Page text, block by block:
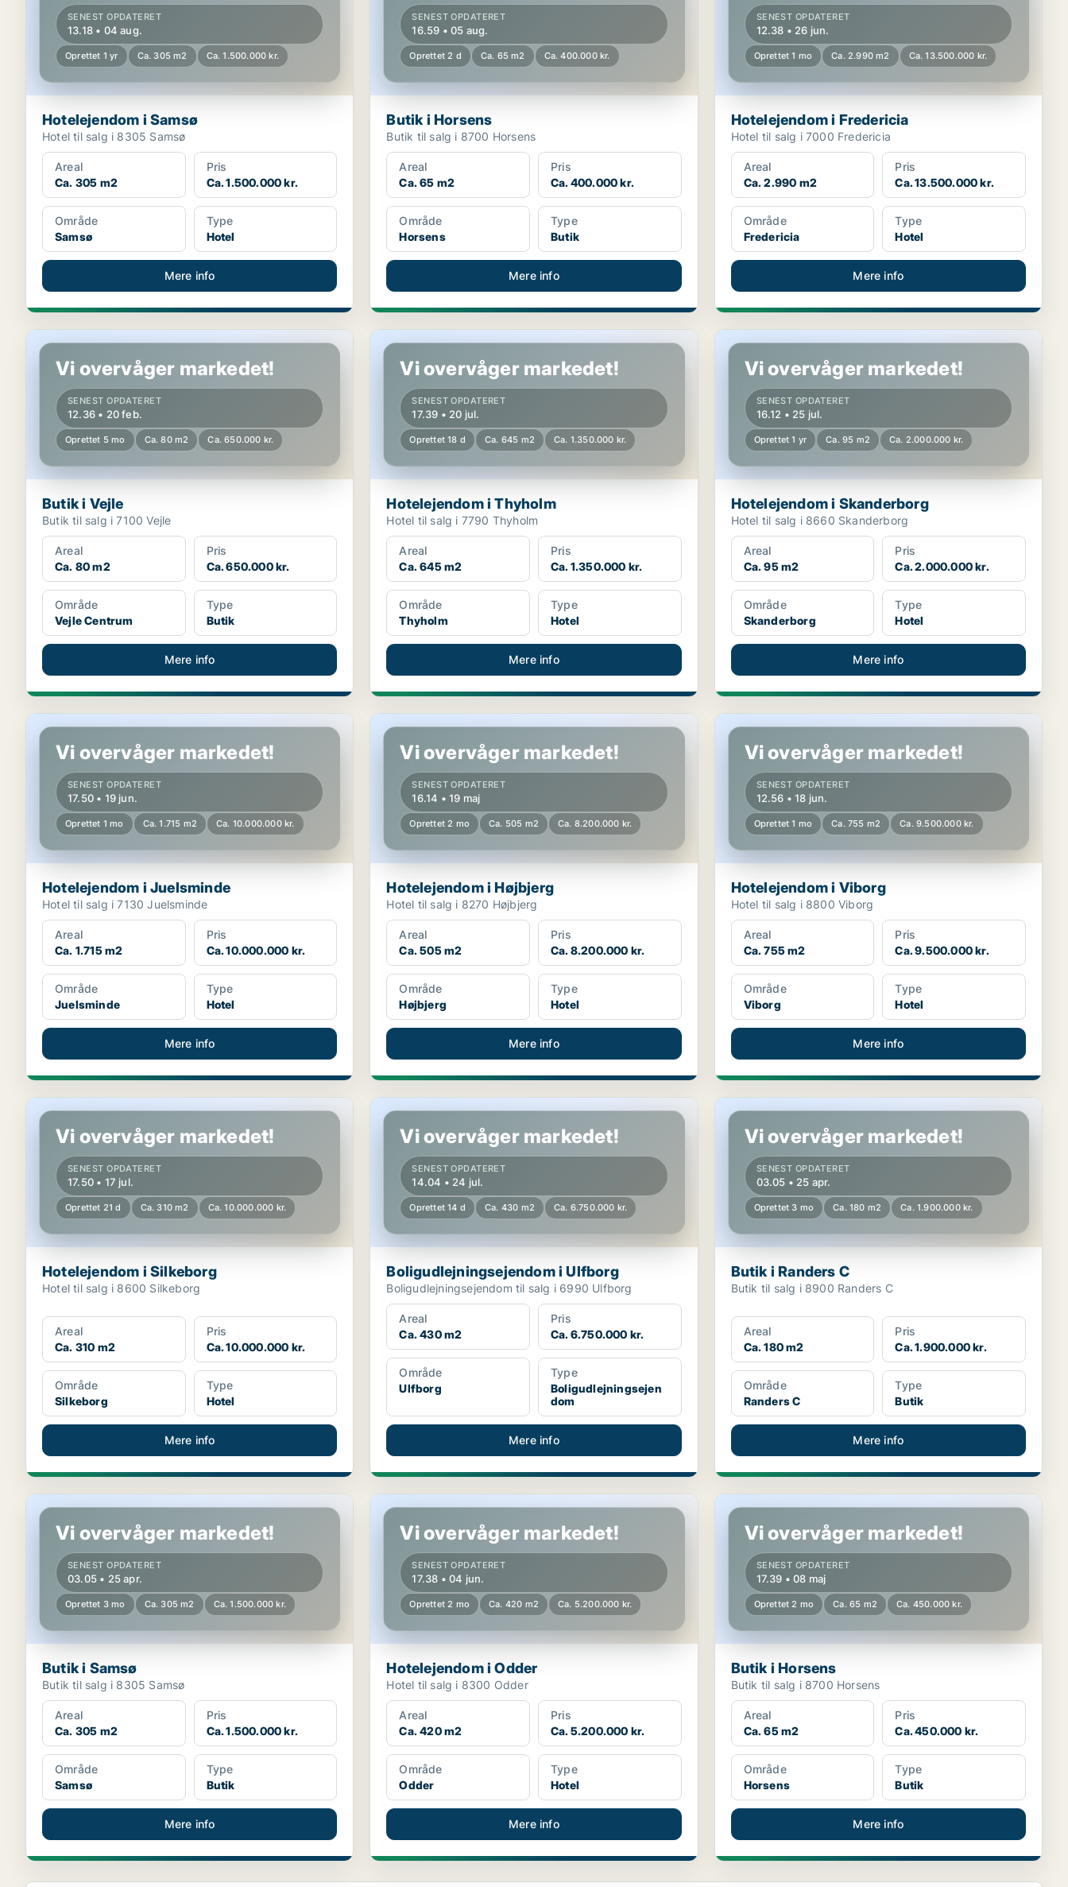
SENEST OPDATERET
13.18 • 04 aug.
Oprettet 1 yr Ca. 305 m2 Ca. 1.500.000 kr.
Hotelejendom i Samsø
Hotel til salg i 8305 Samsø
Areal
Ca. 305 m2
Pris
Ca. 1.500.000 kr.
Område
Samsø
Type
Hotel
Mere info
SENEST OPDATERET
16.59 • 05 aug.
Oprettet 2 d Ca. 65 m2 Ca. 400.000 kr.
Butik i Horsens
Butik til salg i 8700 Horsens
Areal
Ca. 65 m2
Pris
Ca. 400.000 kr.
Område
Horsens
Type
Butik
Mere info
SENEST OPDATERET
12.38 • 26 jun.
Oprettet 1 mo Ca. 2.990 m2 Ca. 13.500.000 kr.
Hotelejendom i Fredericia
Hotel til salg i 7000 Fredericia
Areal
Ca. 2.990 m2
Pris
Ca. 13.500.000 kr.
Område
Fredericia
Type
Hotel
Mere info
Butik i Vejle
Vi overvåger markedet!
SENEST OPDATERET
12.36 • 20 feb.
Oprettet 5 mo Ca. 80 m2 Ca. 650.000 kr.
Butik i Vejle
Butik til salg i 7100 Vejle
Areal
Ca. 80 m2
Pris
Ca. 650.000 kr.
Område
Vejle Centrum
Type
Butik
Mere info
Hotelejendom i Thyholm
Vi overvåger markedet!
SENEST OPDATERET
17.39 • 20 jul.
Oprettet 18 d Ca. 645 m2 Ca. 1.350.000 kr.
Hotelejendom i Thyholm
Hotel til salg i 7790 Thyholm
Areal
Ca. 645 m2
Pris
Ca. 1.350.000 kr.
Område
Thyholm
Type
Hotel
Mere info
Hotelejendom i Skanderborg
Vi overvåger markedet!
SENEST OPDATERET
16.12 • 25 jul.
Oprettet 1 yr Ca. 95 m2 Ca. 2.000.000 kr.
Hotelejendom i Skanderborg
Hotel til salg i 8660 Skanderborg
Areal
Ca. 95 m2
Pris
Ca. 2.000.000 kr.
Område
Skanderborg
Type
Hotel
Mere info
Hotelejendom i Juelsminde
Vi overvåger markedet!
SENEST OPDATERET
17.50 • 19 jun.
Oprettet 1 mo Ca. 1.715 m2 Ca. 10.000.000 kr.
Hotelejendom i Juelsminde
Hotel til salg i 7130 Juelsminde
Areal
Ca. 1.715 m2
Pris
Ca. 10.000.000 kr.
Område
Juelsminde
Type
Hotel
Mere info
Hotelejendom i Højbjerg
Vi overvåger markedet!
SENEST OPDATERET
16.14 • 19 maj
Oprettet 2 mo Ca. 505 m2 Ca. 8.200.000 kr.
Hotelejendom i Højbjerg
Hotel til salg i 8270 Højbjerg
Areal
Ca. 505 m2
Pris
Ca. 8.200.000 kr.
Område
Højbjerg
Type
Hotel
Mere info
Hotelejendom i Viborg
Vi overvåger markedet!
SENEST OPDATERET
12.56 • 18 jun.
Oprettet 1 mo Ca. 755 m2 Ca. 9.500.000 kr.
Hotelejendom i Viborg
Hotel til salg i 8800 Viborg
Areal
Ca. 755 m2
Pris
Ca. 9.500.000 kr.
Område
Viborg
Type
Hotel
Mere info
Hotelejendom i Silkeborg
Vi overvåger markedet!
SENEST OPDATERET
17.50 • 17 jul.
Oprettet 21 d Ca. 310 m2 Ca. 10.000.000 kr.
Hotelejendom i Silkeborg
Hotel til salg i 8600 Silkeborg
Areal
Ca. 310 m2
Pris
Ca. 10.000.000 kr.
Område
Silkeborg
Type
Hotel
Mere info
Boligudlejningsejendom i Ulfborg
Vi overvåger markedet!
SENEST OPDATERET
14.04 • 24 jul.
Oprettet 14 d Ca. 430 m2 Ca. 6.750.000 kr.
Boligudlejningsejendom i Ulfborg
Boligudlejningsejendom til salg i 6990 Ulfborg
Areal
Ca. 430 m2
Pris
Ca. 6.750.000 kr.
Område
Ulfborg
Type
Boligudlejningsejen
dom
Mere info
Butik i Randers C
Vi overvåger markedet!
SENEST OPDATERET
03.05 • 25 apr.
Oprettet 3 mo Ca. 180 m2 Ca. 1.900.000 kr.
Butik i Randers C
Butik til salg i 8900 Randers C
Areal
Ca. 180 m2
Pris
Ca. 1.900.000 kr.
Område
Randers C
Type
Butik
Mere info
Butik i Samsø
Vi overvåger markedet!
SENEST OPDATERET
03.05 • 25 apr.
Oprettet 3 mo Ca. 305 m2 Ca. 1.500.000 kr.
Butik i Samsø
Butik til salg i 8305 Samsø
Areal
Ca. 305 m2
Pris
Ca. 1.500.000 kr.
Område
Samsø
Type
Butik
Mere info
Hotelejendom i Odder
Vi overvåger markedet!
SENEST OPDATERET
17.38 • 04 jun.
Oprettet 2 mo Ca. 420 m2 Ca. 5.200.000 kr.
Hotelejendom i Odder
Hotel til salg i 8300 Odder
Areal
Ca. 420 m2
Pris
Ca. 5.200.000 kr.
Område
Odder
Type
Hotel
Mere info
Butik i Horsens
Vi overvåger markedet!
SENEST OPDATERET
17.39 • 08 maj
Oprettet 2 mo Ca. 65 m2 Ca. 450.000 kr.
Butik i Horsens
Butik til salg i 8700 Horsens
Areal
Ca. 65 m2
Pris
Ca. 450.000 kr.
Område
Horsens
Type
Butik
Mere info